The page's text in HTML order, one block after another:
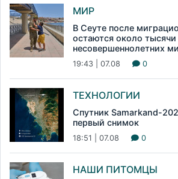
МИР
В Сеуте после
остаются около тысячи
несовершеннолетних
19:43 | 07.08 0
ТЕХНОЛОГИИ
Спутник Samarkand-
первый снимок
18:51 | 07.08 0
НАШИ ПИТОМЦЫ